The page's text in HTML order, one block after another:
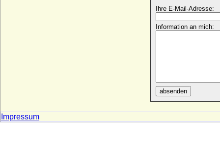
Ihre E-Mail-Adresse:
Information an mich:
absenden
Impressum